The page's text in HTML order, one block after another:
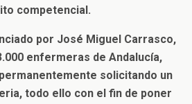
competencial.
por José Miguel Carrasco,
enfermeras de Andalucía,
solicitando un
todo ello con el fin de poner